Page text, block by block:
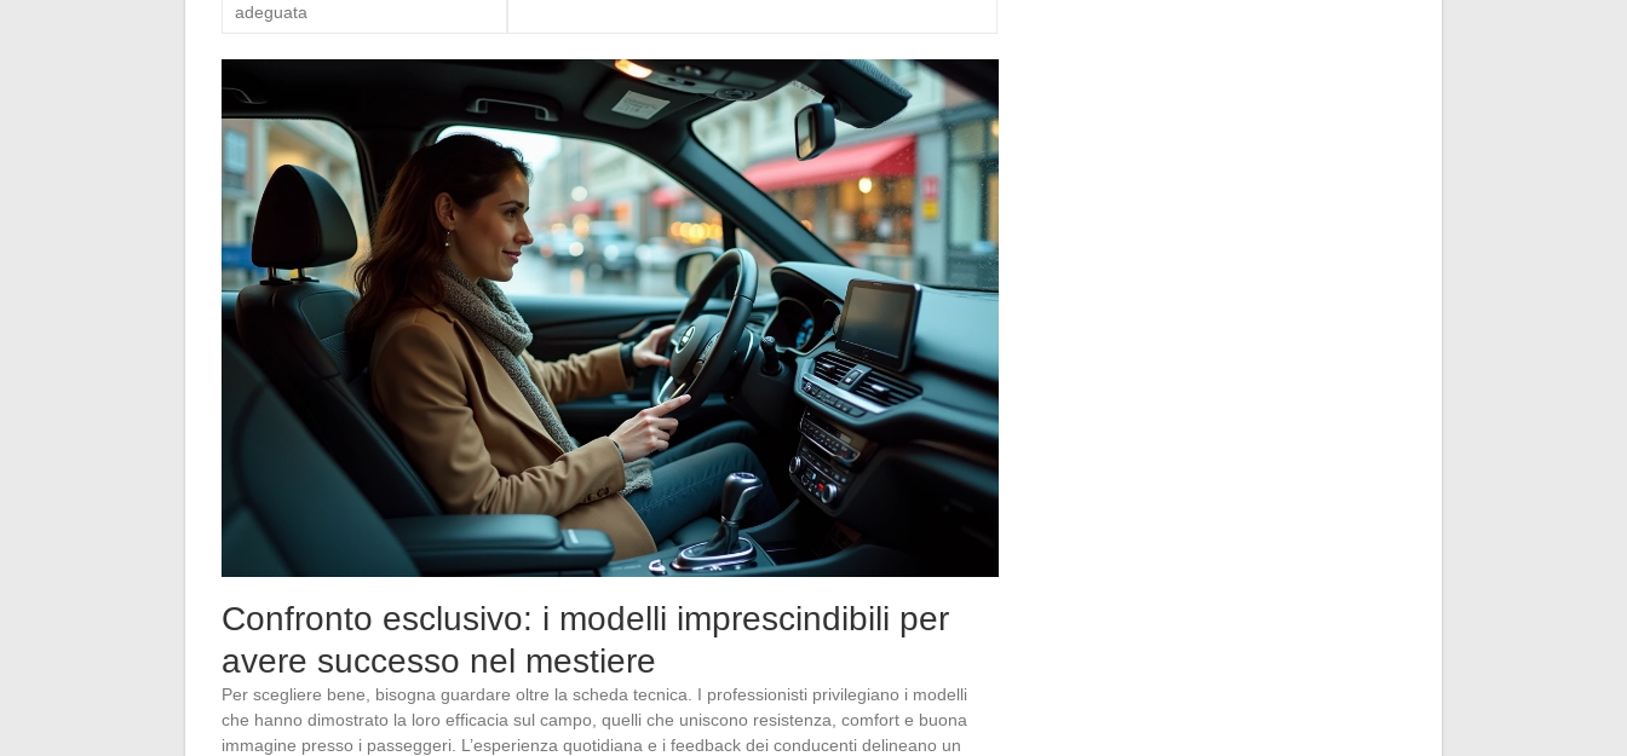
adeguata
Confronto esclusivo: i modelli imprescindibili per
avere successo nel mestiere
Per scegliere bene, bisogna guardare oltre la scheda tecnica. I professionisti privilegiano i modelli
che hanno dimostrato la loro efficacia sul campo, quelli che uniscono resistenza, comfort e buona
immagine presso i passeggeri. L’esperienza quotidiana e i feedback dei conducenti delineano un